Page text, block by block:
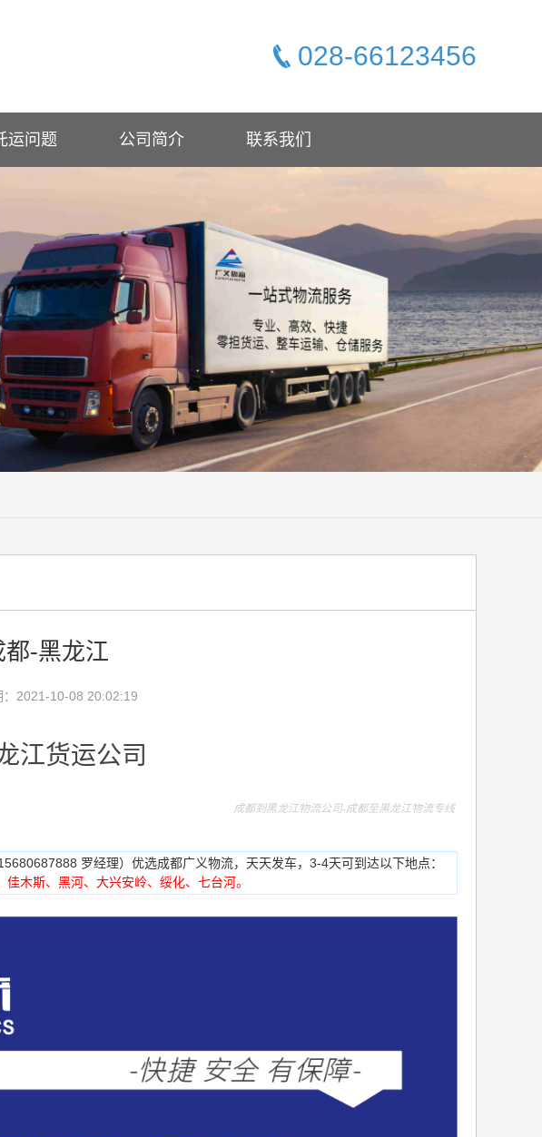
028-66123456
运问题 公司简介 联系我们
都-黑龙江
：2021-10-08 20:02:19
江货运公司
成都到黑龙江物流公司-成都至黑龙江物流专线
罗经理）优选成都广义物流，天天发车，3-4天可到达以下地点：
木斯、黑河、大兴安岭、绥化、七台河。